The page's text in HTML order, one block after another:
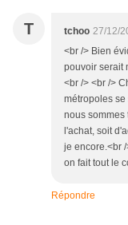
T tchoo 27/12/
<br /> Bien
pouvoir serait
<br /> <br />
métropoles
nous sommes
l'achat, soit
je encore.<br
on fait tout le
Répondre